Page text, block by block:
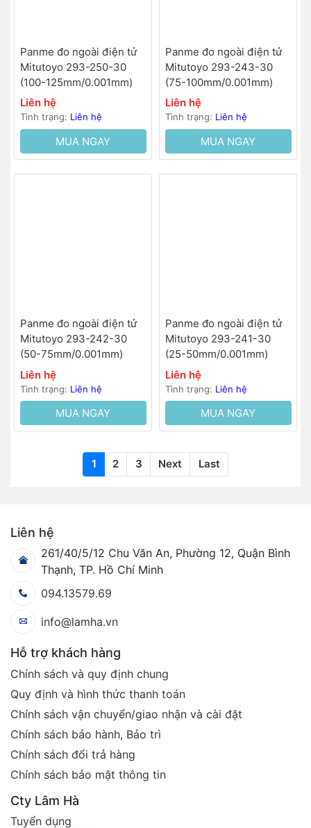
Panme đo ngoài điện tử
Mitutoyo 293-250-30
(100-125mm/0.001mm)
Liên hệ
Tình trạng: Liên hệ
MUA NGAY
Panme đo ngoài điện tử
Mitutoyo 293-243-30
(75-100mm/0.001mm)
Liên hệ
Tình trạng: Liên hệ
MUA NGAY
Panme đo ngoài điện tử
Mitutoyo 293-242-30
(50-75mm/0.001mm)
Liên hệ
Tình trạng: Liên hệ
MUA NGAY
Panme đo ngoài điện tử
Mitutoyo 293-241-30
(25-50mm/0.001mm)
Liên hệ
Tình trạng: Liên hệ
MUA NGAY
1 2 3 Next Last
Liên hệ
261/40/5/12 Chu Văn An, Phường 12, Quận Bình
Thạnh, TP. Hồ Chí Minh
094.13579.69
info@lamha.vn
Hỗ trợ khách hàng
Chính sách và quy định chung
Quy định và hình thức thanh toán
Chính sách vận chuyển/giao nhận và cài đặt
Chính sách bảo hành, Bảo trì
Chính sách đổi trả hàng
Chính sách bảo mật thông tin
Cty Lâm Hà
Tuyển dụng